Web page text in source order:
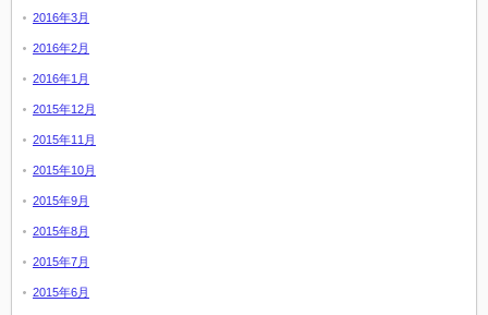
2016年3月
2016年2月
2016年1月
2015年12月
2015年11月
2015年10月
2015年9月
2015年8月
2015年7月
2015年6月